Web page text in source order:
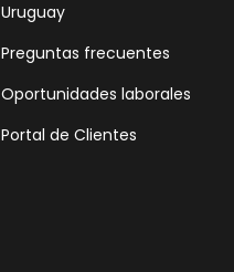
Uruguay
Preguntas frecuentes
Oportunidades laborales
Portal de Clientes